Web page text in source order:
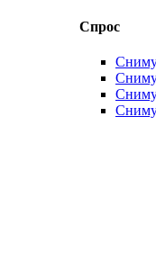
Спрос
Сниму
Сниму